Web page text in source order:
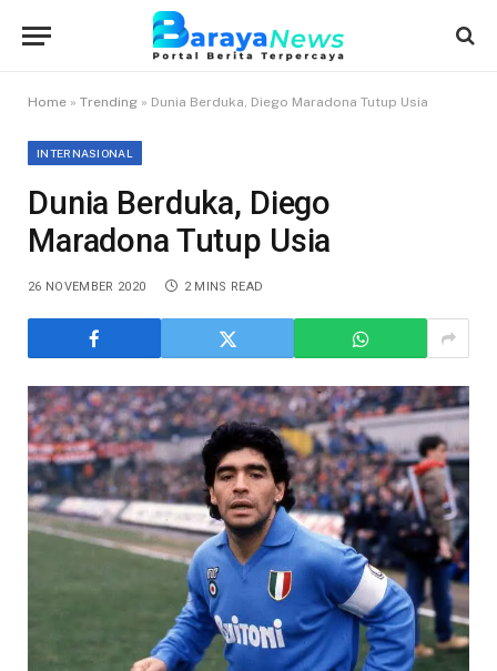
Home » Trending » Dunia Berduka, Diego Maradona Tutup Usia
INTERNASIONAL
Dunia Berduka, Diego
Maradona Tutup Usia
26 NOVEMBER 2020 2 MINS READ